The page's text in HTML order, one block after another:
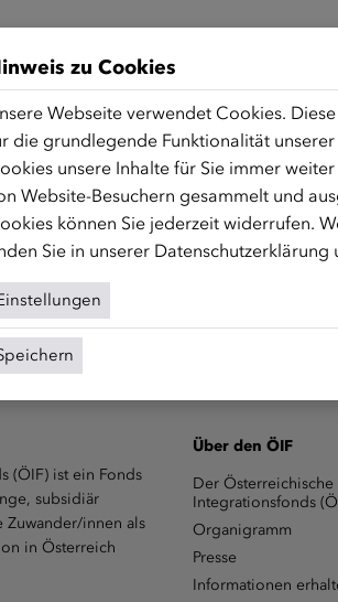
Lastenstraße 19, 1230 Wien Raum
unter maenner@integrationsfonds.at
(ÖIF) ist ein Fonds
subsidiär
Zuwander/innen als
in Österreich
Über den ÖIF
Der Österreichische
Integrationsfonds
Organigramm
Presse
Informationen
zu Cookies
Webseite verwendet Cookies.
die grundlegende Funktionalität
unsere Inhalte für Sie immer
Website-Besuchern gesammelt und
können Sie jederzeit widerrufen.
Sie in unserer Datenschutzerklärung